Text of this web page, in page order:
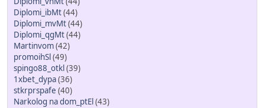
Diplomi_ibMt(44)
Diplomi_mvMt(44)
Diplomi_qgMt(44)
Martinvom(42)
promoihSl (49)
spingo88_otkl (39)
1xbet_dypa(36)
stkrprspafe (40)
Narkolog na dom_ptEl (43)